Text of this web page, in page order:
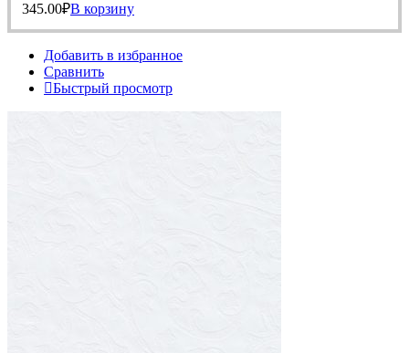
345.00₽В корзину
Добавить в избранное
Сравнить
Быстрый просмотр